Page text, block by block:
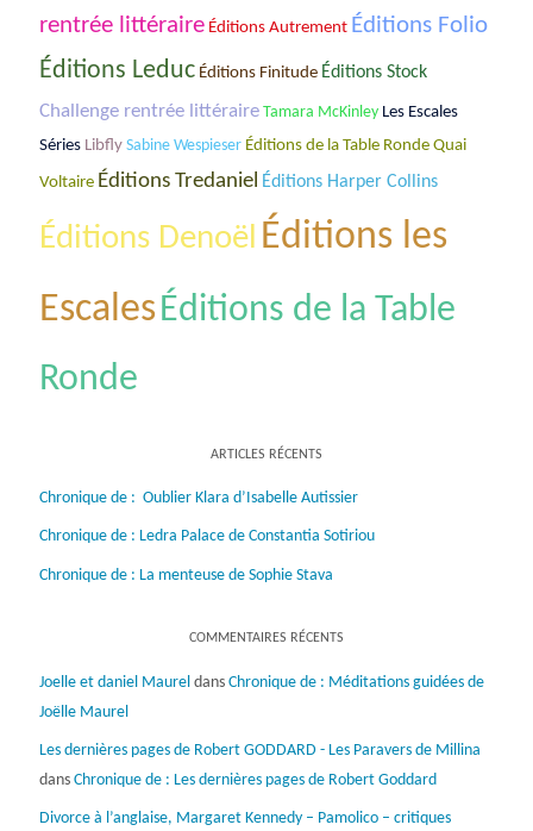
rentrée littéraire Éditions Autrement Éditions Folio
Éditions Leduc Éditions Finitude Éditions Stock
Challenge rentrée littéraire Tamara McKinley Les Escales
Séries Libfly Sabine Wespieser Éditions de la Table Ronde Quai
Voltaire Éditions Tredaniel Éditions Harper Collins
Éditions Denoël Éditions les
EscalesÉditions de la Table
Ronde
ARTICLES RÉCENTS
Chronique de : Oublier Klara d’Isabelle Autissier
Chronique de : Ledra Palace de Constantia Sotiriou
Chronique de : La menteuse de Sophie Stava
COMMENTAIRES RÉCENTS
Joelle et daniel Maurel dans Chronique de : Méditations guidées de
Joëlle Maurel
Les dernières pages de Robert GODDARD - Les Paravers de Millina
dans Chronique de : Les dernières pages de Robert Goddard
Divorce à l’anglaise, Margaret Kennedy – Pamolico – critiques